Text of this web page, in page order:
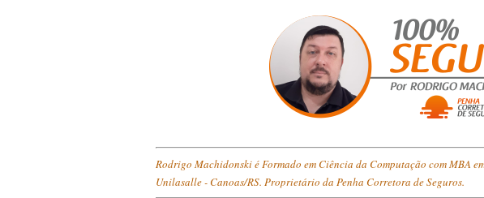
Rodrigo Machidonski é Formado em Ciência da Computação com MBA
Unilasalle - Canoas/RS. Proprietário da Penha Corretora de Seguros.